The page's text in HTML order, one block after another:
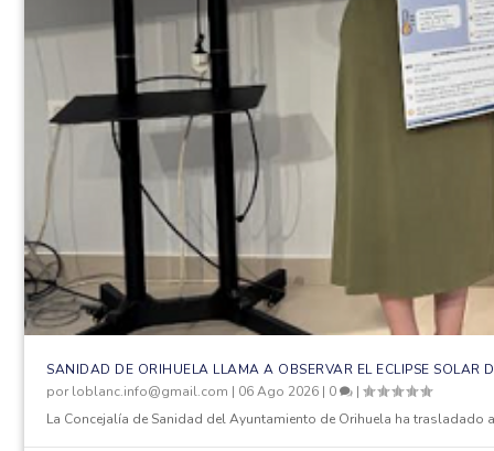
SANIDAD DE ORIHUELA LLAMA A OBSERVAR EL ECLIPSE
porloblanc.info@gmail.com | 06 Ago 2026 | 0
|
La Concejalía de Sanidad del Ayuntamiento de Orihuela ha trasladado